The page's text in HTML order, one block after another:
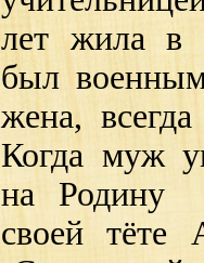
лет жила в
был
жена,
Когда муж
на Родину
своей тёте